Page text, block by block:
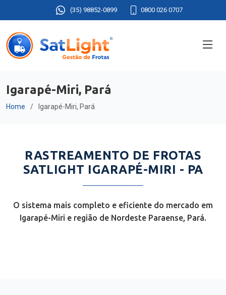
(35) 98852-0899 0800 026 0707
Igarapé-Miri, Pará
Home Igarapé-Miri, Pará
RASTREAMENTO DE FROTAS
SATLIGHT IGARAPÉ-MIRI - PA
O sistema mais completo e eficiente do mercado em
Igarapé-Miri e região de Nordeste Paraense, Pará.